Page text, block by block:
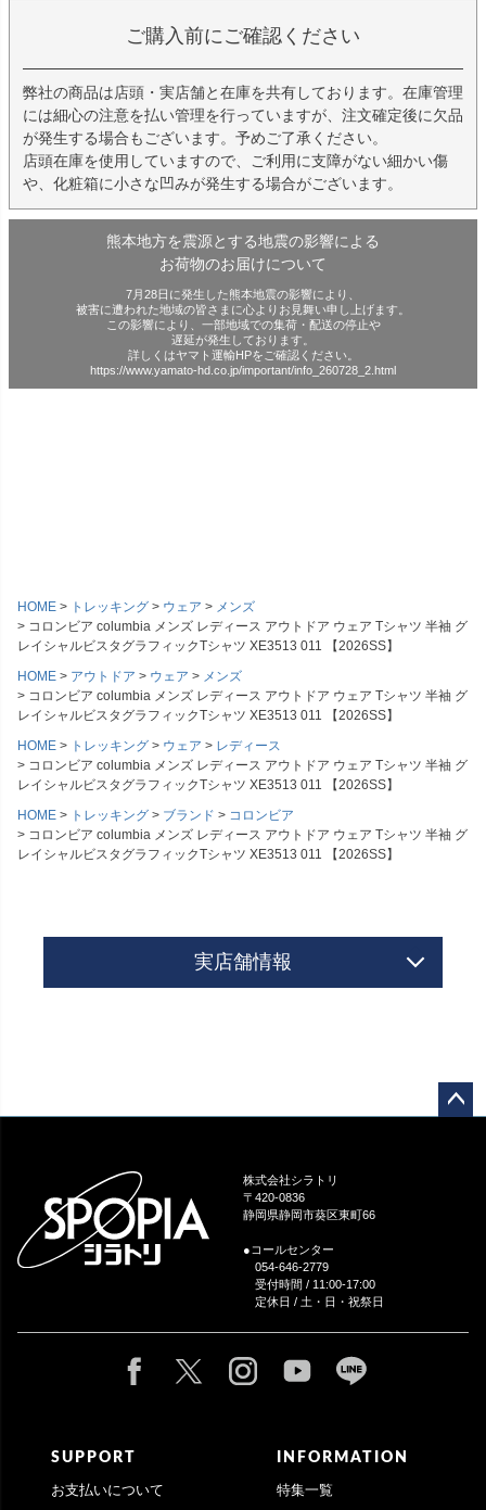
ご購入前にご確認ください
弊社の商品は店頭・実店舗と在庫を共有しております。在庫管理
には細心の注意を払い管理を行っていますが、注文確定後に欠品
が発生する場合もございます。予めご了承ください。
店頭在庫を使用していますので、ご利用に支障がない細かい傷
や、化粧箱に小さな凹みが発生する場合がございます。
熊本地方を震源とする地震の影響による
お荷物のお届けについて
7月28日に発生した熊本地震の影響により、
被害に遭われた地域の皆さまに心よりお見舞い申し上げます。
この影響により、一部地域での集荷・配送の停止や
遅延が発生しております。
詳しくはヤマト運輸HPをご確認ください。
https://www.yamato-hd.co.jp/important/info_260728_2.html
HOME トレッキング ウェア
メンズ
コロンビア columbia メンズ レディース アウトドア ウェア Tシャツ 半袖 グ
レイシャルビスタグラフィックTシャツ XE3513 011 【2026SS】
HOME
アウトドア ウェア
メンズ
コロンビア columbia メンズ レディース アウトドア ウェア Tシャツ 半袖 グ
レイシャルビスタグラフィックTシャツ XE3513 011 【2026SS】
HOME
トレッキング ウェア
レディース
コロンビア columbia メンズ レディース アウトドア ウェア Tシャツ 半袖 グ
レイシャルビスタグラフィックTシャツ XE3513 011 【2026SS】
HOME
トレッキング ブランド
コロンビア
コロンビア columbia メンズ レディース アウトドア ウェア Tシャツ 半袖 グ
レイシャルビスタグラフィックTシャツ XE3513 011 【2026SS】
実店舗情報
株式会社シラトリ
〒420-0836
静岡県静岡市葵区東町66
●コールセンター
054-646-2779
受付時間 / 11:00-17:00
定休日 / 土・日・祝祭日
SUPPORT
お支払いについて
INFORMATION
特集一覧